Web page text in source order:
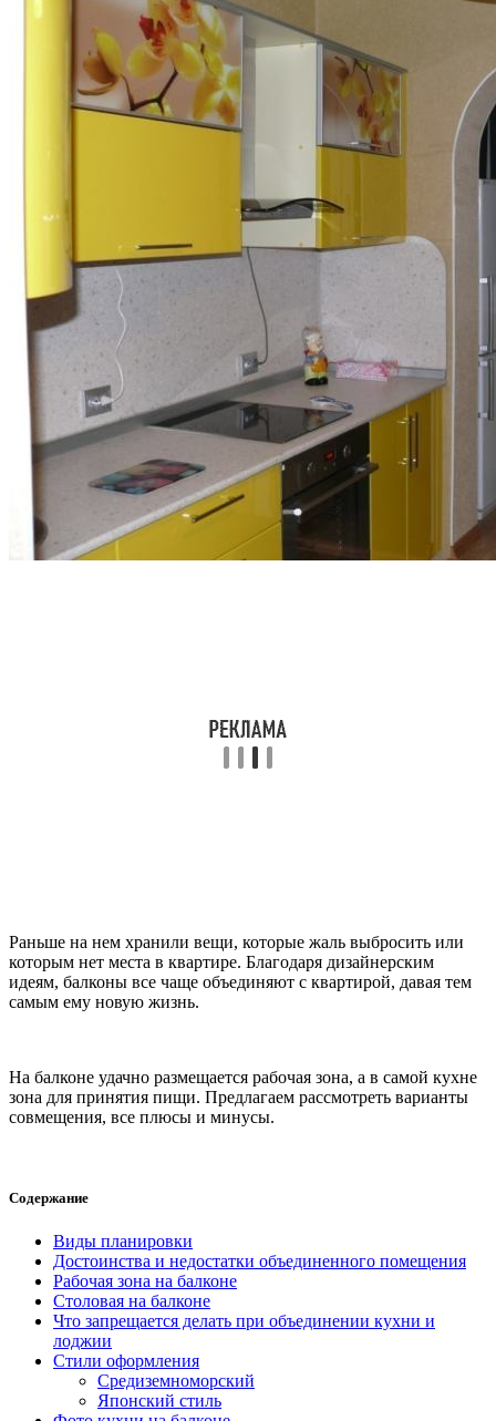
Раньше на нем хранили вещи, которые жаль выбросить или
которым нет места в квартире. Благодаря дизайнерским
идеям, балконы все чаще объединяют с квартирой, давая тем
самым ему новую жизнь.
На балконе удачно размещается рабочая зона, а в самой кухне
зона для принятия пищи. Предлагаем рассмотреть варианты
совмещения, все плюсы и минусы.
Содержание
Виды планировки
Достоинства и недостатки объединенного помещения
Рабочая зона на балконе
Столовая на балконе
Что запрещается делать при объединении кухни и
лоджии
Стили оформления
Средиземноморский
Японский стиль